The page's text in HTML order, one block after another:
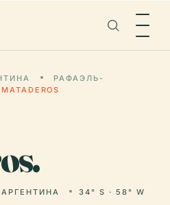
РАФАЭЛЬ-
АРГЕНТИНА 34° S · 58° W